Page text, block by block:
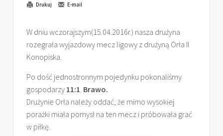
Drukuj
E-mail
W dniu wczorajszym(15.04.2016r.) nasza drużyna
rozegrała wyjazdowy mecz ligowy z drużyną Orła II
Konopiska.
Po dość jednostronnym pojedynku pokonaliśmy
gospodarzy 11:1. Brawo.
Drużynie Orła należy oddać, że mimo wysokiej
porażki miała pomysł na ten mecz i próbowała grać
w piłkę.